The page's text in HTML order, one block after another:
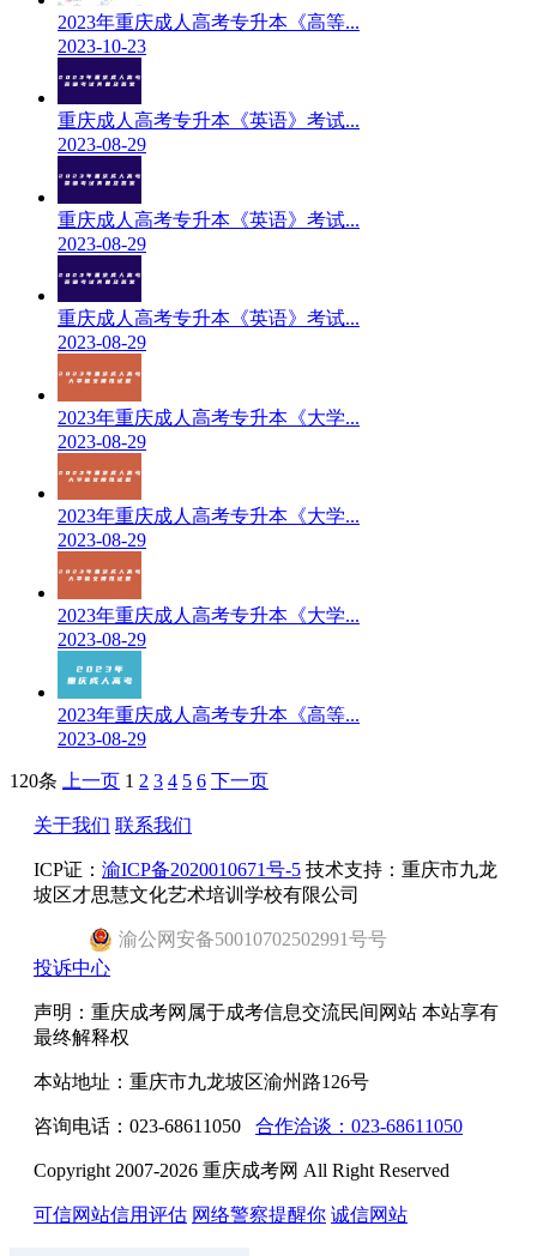
2023年重庆成人高考专升本《高等...
2023-10-23
重庆成人高考专升本《英语》考试...
2023-08-29
重庆成人高考专升本《英语》考试...
2023-08-29
重庆成人高考专升本《英语》考试...
2023-08-29
2023年重庆成人高考专升本《大学...
2023-08-29
2023年重庆成人高考专升本《大学...
2023-08-29
2023年重庆成人高考专升本《大学...
2023-08-29
2023年重庆成人高考专升本《高等...
2023-08-29
120条 上一页 1 2 3 4 5 6 下一页
关于我们 联系我们
ICP证： 渝ICP备2020010671号-5 技术支持：重庆市九龙
坡区才思慧文化艺术培训学校有限公司
渝公网安备50010702502991号号
投诉中心
声明：重庆成考网属于成考信息交流民间网站 本站享有
最终解释权
本站地址：重庆市九龙坡区渝州路126号
咨询电话：023-68611050 合作洽谈：023-68611050
Copyright 2007-2026 重庆成考网 All Right Reserved
可信网站信用评估 网络警察提醒你 诚信网站